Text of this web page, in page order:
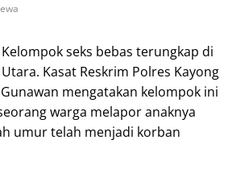
Kelompok seks bebas terungkap di
Kasat Reskrim Polres Kayong
mengatakan kelompok ini
warga melapor anaknya
umur telah menjadi korban